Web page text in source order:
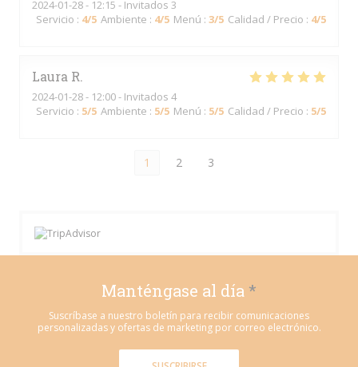
2024-01-28- 12:15 - Invitados 3
Servicio : 4/5 Ambiente : 4/5 Menú : 3/5 Calidad / Precio : 4/5
Laura R
2024-01-28- 12:00 - Invitados 4
Servicio : 5/5 Ambiente : 5/5 Menú : 5/5 Calidad / Precio : 5/5
1 2 3
Manténgase al día *
Suscríbase a nuestro boletín para recibir comunicaciones
personalizadas y ofertas de marketing por correo electrónico.